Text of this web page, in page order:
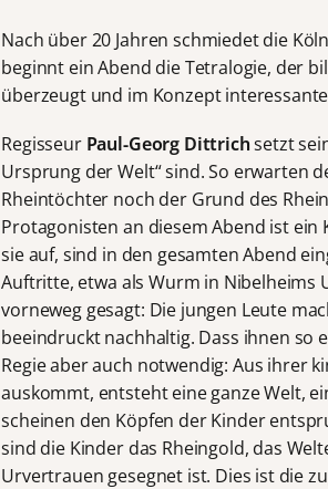
Nach über 20 Jahren schmiedet die
beginnt ein Abend die Tetralogie, der
überzeugt und im Konzept
Regisseur Paul-Georg Dittrichsetzt
Ursprung der Welt“ sind. So erwarten
Rheintöchter noch der Grund des
Protagonisten an diesem Abend ist
sie auf, sind in den gesamten Abend
Auftritte, etwa als Wurm in Nibelheims
vorneweg gesagt: Die jungen Leute
beeindruckt nachhaltig. Dass ihnen so
Regie aber auch notwendig: Aus ihrer
auskommt, entsteht eine ganze Welt,
scheinen den Köpfen der Kinder
sind die Kinder das Rheingold, das
Urvertrauen gesegnet ist. Dies ist die